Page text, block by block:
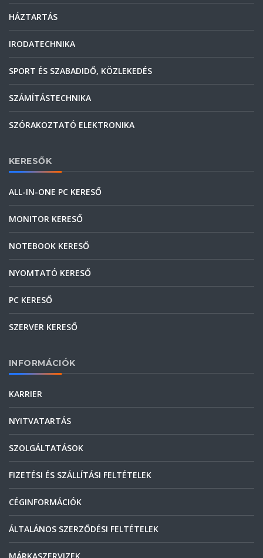
HÁZTARTÁS
IRODATECHNIKA
SPORT ÉS SZABADIDŐ, KÖZLEKEDÉS
SZÁMÍTÁSTECHNIKA
SZÓRAKOZTATÓ ELEKTRONIKA
KERESŐK
ALL-IN-ONE PC KERESŐ
MONITOR KERESŐ
NOTEBOOK KERESŐ
NYOMTATÓ KERESŐ
PC KERESŐ
SZERVER KERESŐ
INFORMÁCIÓK
KARRIER
NYITVATARTÁS
SZOLGÁLTATÁSOK
FIZETÉSI ÉS SZÁLLÍTÁSI FELTÉTELEK
CÉGINFORMÁCIÓK
ÁLTALÁNOS SZERZŐDÉSI FELTÉTELEK